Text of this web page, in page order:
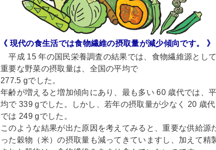
《 現代の食生活では食物繊維の摂取量が減少傾向です。 》
平成 15 年の国民栄養調査の結果では、食物繊維源として
重要な野菜の摂取量は、全国の平均で
277.5 gでした。
年齢が増えると増加傾向にあり、最も多い 60 歳代では、平
均で 339 gでした。しかし、若年の摂取量が少なく 20 歳代
では 249 gでした。
このような結果が出た原因を考えてみると、重要な供給源
った穀物（米）の摂取量も減ってきていますし、加えて精